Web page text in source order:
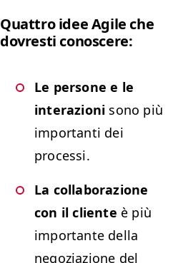
Quat­tro idee Agile che
dovresti conoscere:
Le per­sone e le
inter­azioni sono più
impor­tan­ti dei
processi.
La col­lab­o­razione
con il cliente è più
impor­tante del­la
negozi­azione del